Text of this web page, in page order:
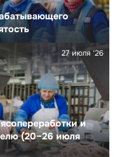
и
(20–26 июля
27 июля '26